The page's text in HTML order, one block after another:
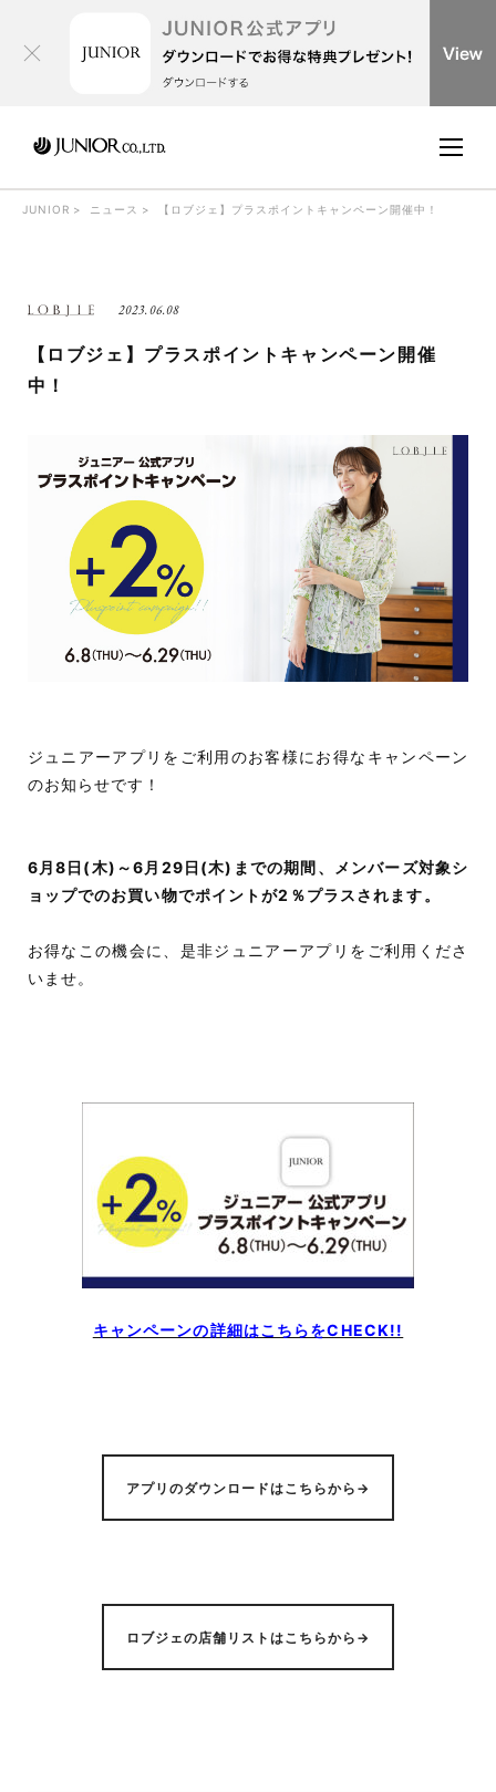
JUNIOR ニュース 【ロブジェ】プラスポイントキャンペーン開催中！
2023.06.08
【ロブジェ】プラスポイントキャンペーン開催
中！
ジュニアーアプリをご利用のお客様にお得なキャンペーン
のお知らせです！
6月8日(木)～6月29日(木)までの期間、メンバーズ対象シ
ョップでのお買い物でポイントが2％プラスされます。
お得なこの機会に、是非ジュニアーアプリをご利用くださ
いませ。
キャンペーンの詳細はこちらをCHECK!!
アプリのダウンロードはこちらから→
ロブジェの店舗リストはこちらから→